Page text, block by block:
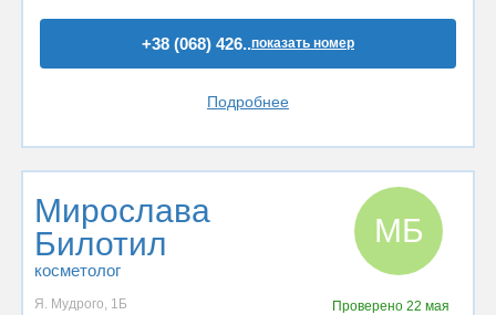
+38 (068) 426..показать номер
Подробнее
Мирослава
Билотил
косметолог
МБ
Я. Мудрого, 1Б Проверено 22 мая